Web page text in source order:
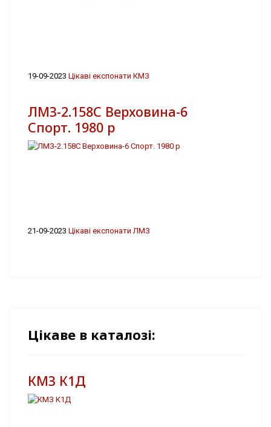
19-09-2023 Цікаві експонати КМЗ
ЛМЗ-2.158С Верховина-6
Спорт. 1980 р
21-09-2023 Цікаві експонати ЛМЗ
Цікаве в каталозі:
КМЗ К1Д